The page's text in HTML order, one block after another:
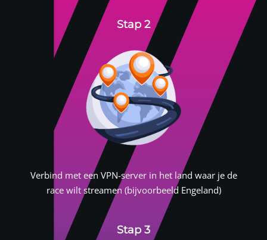
Stap 2
Verbind met een VPN-server in het land waar je de
race wilt streamen (bijvoorbeeld Engeland)
Stap 3